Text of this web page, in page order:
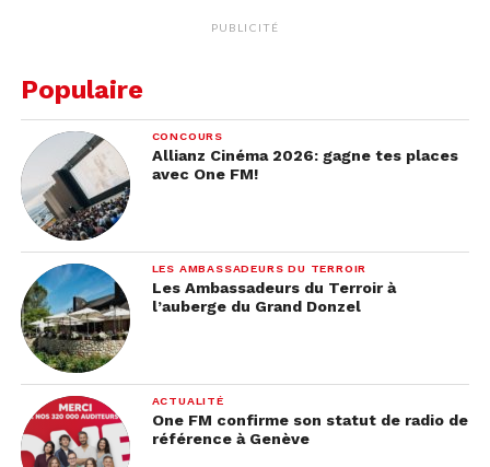
PUBLICITÉ
Populaire
CONCOURS
Allianz Cinéma 2026: gagne tes places
avec One FM!
LES AMBASSADEURS DU TERROIR
Les Ambassadeurs du Terroir à
l’auberge du Grand Donzel
ACTUALITÉ
One FM confirme son statut de radio de
référence à Genève